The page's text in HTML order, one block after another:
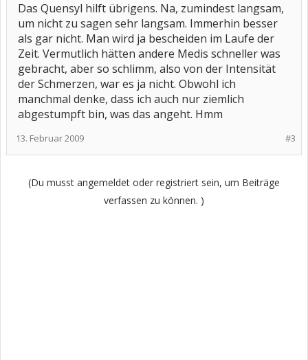
Das Quensyl hilft übrigens. Na, zumindest langsam,
um nicht zu sagen sehr langsam. Immerhin besser
als gar nicht. Man wird ja bescheiden im Laufe der
Zeit. Vermutlich hätten andere Medis schneller was
gebracht, aber so schlimm, also von der Intensität
der Schmerzen, war es ja nicht. Obwohl ich
manchmal denke, dass ich auch nur ziemlich
abgestumpft bin, was das angeht. Hmm
#3
13. Februar 2009
(Du musst angemeldet oder registriert sein, um Beiträge
verfassen zu können. )